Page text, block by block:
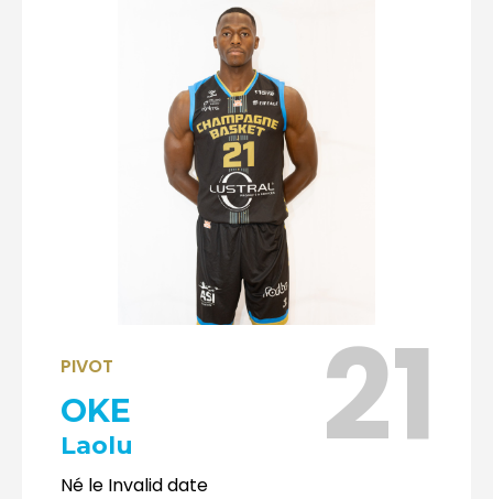
PIVOT
OKE
Laolu
Né le Invalid date
21